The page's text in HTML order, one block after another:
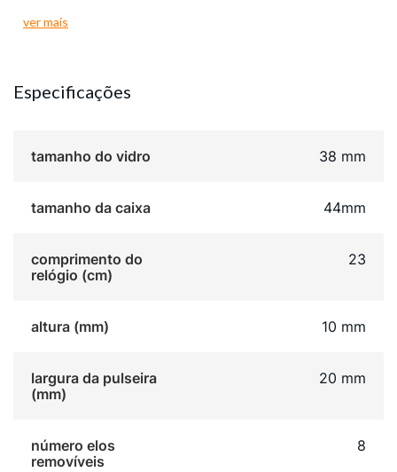
mostrador mescla números e indexes completos,
azul adiciona um toque de personalidade e estilo. É o
funcionalidade em uma só peça.
ver mais
Especificações
tamanho do vidro 38 mm
tamanho da caixa 44mm
comprimento do
relógio (cm)
23
altura (mm) 10 mm
largura da pulseira
(mm)
20 mm
número elos
removíveis
8